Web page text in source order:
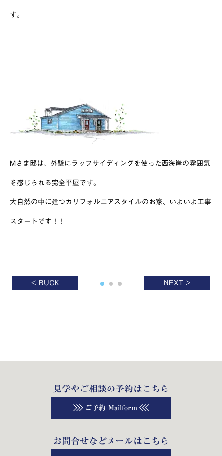
す。
Mさま邸は、外壁にラップサイディングを使った西海岸の雰囲気
を感じられる完全平屋です。
大自然の中に建つカリフォルニアスタイルのお家、いよいよ工事
スタートです！！
< BUCK NEXT >
見学やご相談の予約はこちら
ご予約 Mailform
お問合せなどメールはこちら